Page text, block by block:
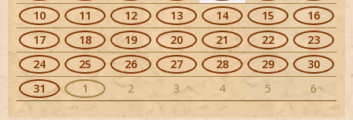
10
11 12 13 14 15
16
17
18 19 20 21 22
23
24
25 26 27 28 29
30
31
1 2 3 4 5 6